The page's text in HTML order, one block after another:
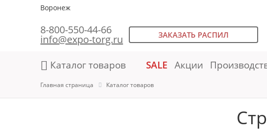
Воронеж
8-800-550-44-66
info@expo-torg.ru ЗАКАЗАТЬ РАСПИЛ
Каталог товаров SALE Акции
Главная страница Каталог товаров